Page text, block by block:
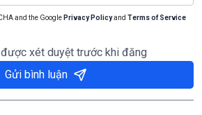
and the Google Privacy Policyand Terms of Service
xét duyệt trước khi đăng
Gửi bình luận